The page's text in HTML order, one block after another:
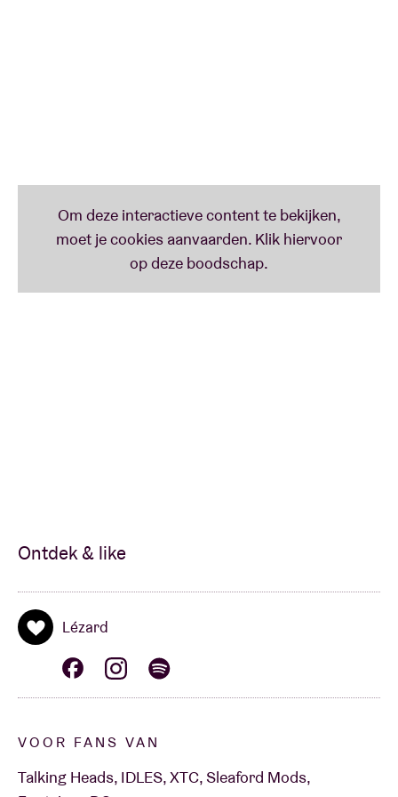
Ontdek & like
Lézard
VOOR FANS VAN
Talking Heads, IDLES, XTC, Sleaford Mods,